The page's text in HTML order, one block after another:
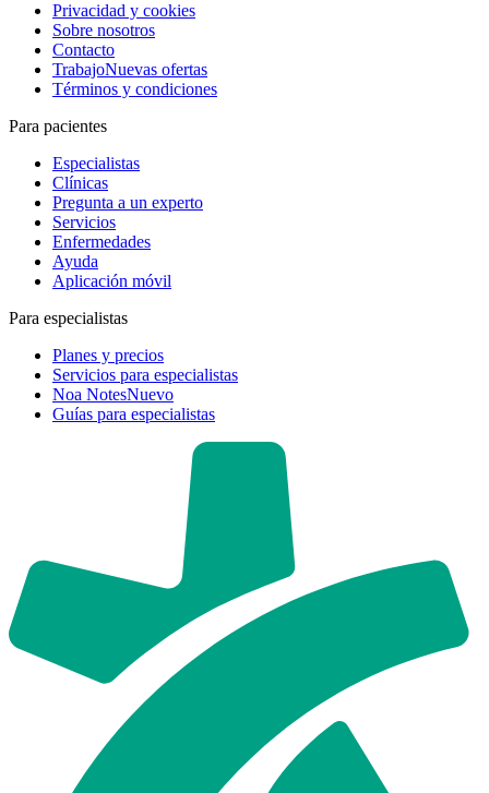
Privacidad y cookies
Sobre nosotros
Contacto
TrabajoNuevas ofertas
Términos y condiciones
Para pacientes
Especialistas
Clínicas
Pregunta a un experto
Servicios
Enfermedades
Ayuda
Aplicación móvil
Para especialistas
Planes y precios
Servicios para especialistas
Noa NotesNuevo
Guías para especialistas